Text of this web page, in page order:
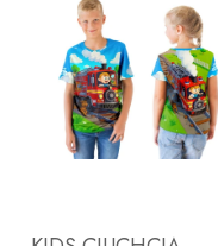
ZOBACZ PRODUKT